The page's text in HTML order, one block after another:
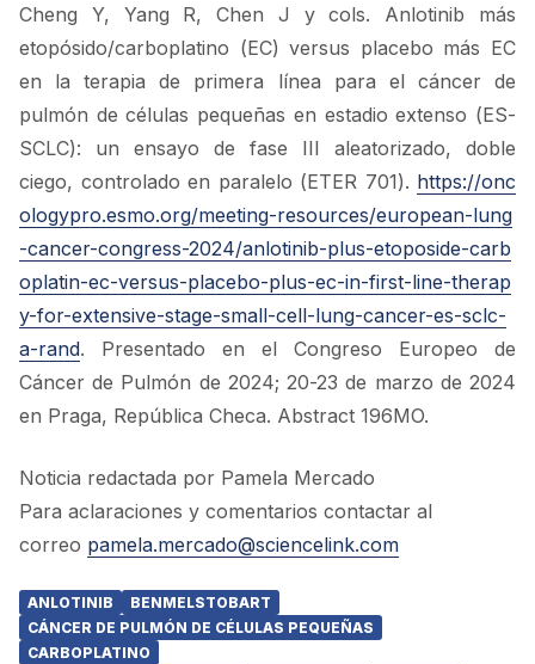
Cheng Y, Yang R, Chen J y cols. Anlotinib más
etopósido/carboplatino (EC) versus placebo más EC
en la terapia de primera línea para el cáncer de
pulmón de células pequeñas en estadio extenso (ES-
SCLC): un ensayo de fase III aleatorizado, doble
ciego, controlado en paralelo (ETER 701). https://onc
ologypro.esmo.org/meeting-resources/european-lung
-cancer-congress-2024/anlotinib-plus-etoposide-carb
oplatin-ec-versus-placebo-plus-ec-in-first-line-therap
y-for-extensive-stage-small-cell-lung-cancer-es-sclc-
a-rand. Presentado en el Congreso Europeo de
Cáncer de Pulmón de 2024; 20-23 de marzo de 2024
en Praga, República Checa. Abstract 196MO.
Noticia redactada por Pamela Mercado
Para aclaraciones y comentarios contactar al
correo pamela.mercado@sciencelink.com
ANLOTINIB
BENMELSTOBART
CÁNCER DE PULMÓN DE CÉLULAS PEQUEÑAS
CARBOPLATINO